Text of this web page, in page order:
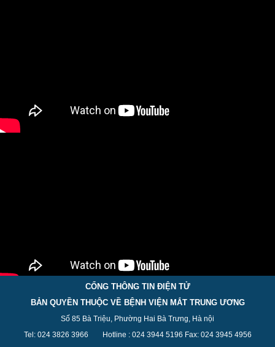
CỔNG THÔNG TIN ĐIỆN TỬ
BẢN QUYỀN THUỘC VỀ BỆNH VIỆN MẮT TRUNG ƯƠNG
Số 85 Bà Triệu, Phường Hai Bà Trưng, Hà nội
Tel: 024 3826 3966 Hotline : 024 3944 5196 Fax: 024 3945 4956